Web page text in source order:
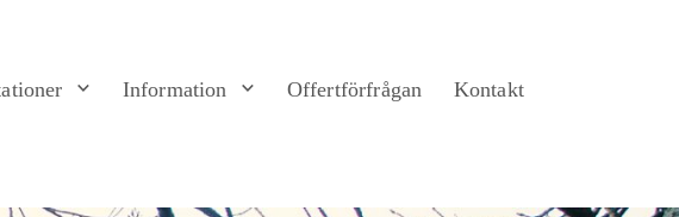
Information Offertförfrågan Kontakt